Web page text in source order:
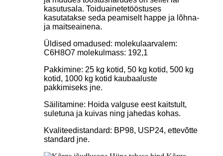
kasutusala. Toiduainetetööstuses
kasutatakse seda peamiselt happe ja lõhna-
ja maitseainena.
Üldised omadused: molekulaarvalem:
C6H8O7 molekulmass: 192,1
Pakkimine: 25 kg kotid, 50 kg kotid, 500 kg
kotid, 1000 kg kotid kaubaaluste
pakkimiseks jne.
Säilitamine: Hoida valguse eest kaitstult,
suletuna ja kuivas ning jahedas kohas.
Kvaliteedistandard: BP98, USP24, ettevõtte
standard jne.